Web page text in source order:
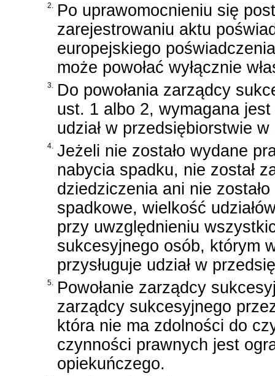
2. Po uprawomocnieniu się
zarejestrowaniu aktu
europejskiego
może powołać wyłącznie
3. Do powołania zarządcy
ust. 1 albo 2, wymagana jest
udział w przedsiębiorstwie
4. Jeżeli nie zostało wydane
nabycia spadku, nie został
dziedziczenia ani nie
spadkowe, wielkość
przy uwzględnieniu
sukcesyjnego osób, którym
przysługuje udział w
5. Powołanie zarządcy
zarządcy sukcesyjnego
która nie ma zdolności do
czynności prawnych jest
opiekuńczego.